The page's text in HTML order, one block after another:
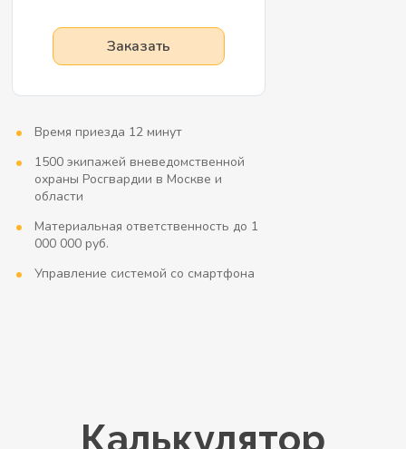
Заказать
Время приезда 12 минут
1500 экипажей вневедомственной
охраны Росгвардии в Москве и
области
Материальная ответственность до 1
000 000 руб.
Управление системой со смартфона
Калькулятор